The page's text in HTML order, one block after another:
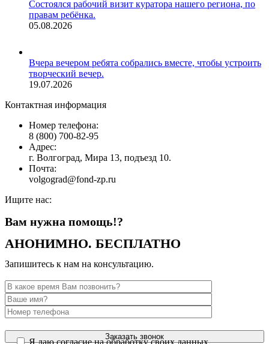
Состоялся рабочий визит куратора нашего региона, по
правам ребёнка.
05.08.2026
Вчера вечером ребята собрались вместе, чтобы устроить
творческий вечер.
19.07.2026
Контактная информация
Номер телефона:
8 (800) 700-82-95
Адрес:
г. Волгоград, Мира 13, подъезд 10.
Почта:
volgograd@fond-zp.ru
Ищите нас:
Страница
YouTube
открывается
новом
Страница
Инстаграм
открывается
новом
Страница
Whatsapp
открывается
новом
Страница
Телеграм
открывается
новом
Вам нужна помощь!?
АНОНИМНО. БЕСПЛАТНО
Запишитесь к нам на консультацию.
Я даю согласие на обработку своих данных.